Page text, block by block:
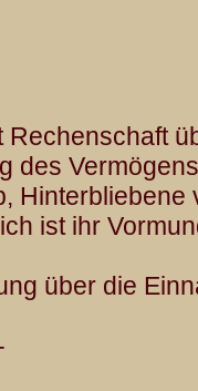
Rechenschaft
des
Hinterbliebene
ist ihr
über die